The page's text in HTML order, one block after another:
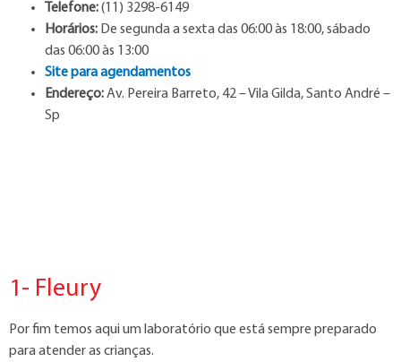
Telefone:(11) 3298-6149
Horários: De segunda a sexta das 06:00 às 18:00, sábado
das 06:00 às 13:00
Site para agendamentos
Endereço:Av. Pereira Barreto, 42 – Vila Gilda, Santo André –
Sp
1- Fleury
Por fim temos aqui um laboratório que está sempre preparado
para atender as crianças.